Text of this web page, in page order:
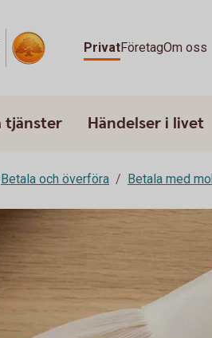
PrivatFöretagOm oss
tjänster Händelser i livet
Betala och överföra Betala med